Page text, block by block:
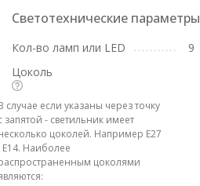
Светотехнические параметры
Кол-во ламп или LED
9
Цоколь
случае если указаны через точку
запятой - светильник имеет
цоколей. Например E27
E14. Наиболее
цоколями